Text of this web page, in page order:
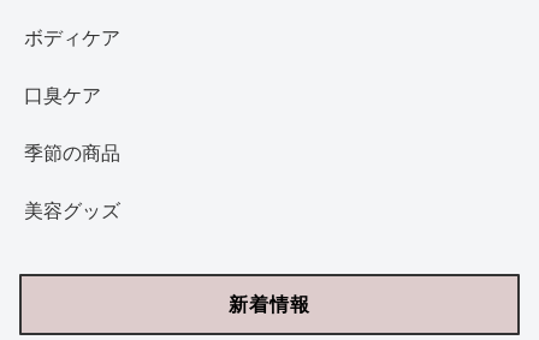
ボディケア
口臭ケア
季節の商品
美容グッズ
新着情報